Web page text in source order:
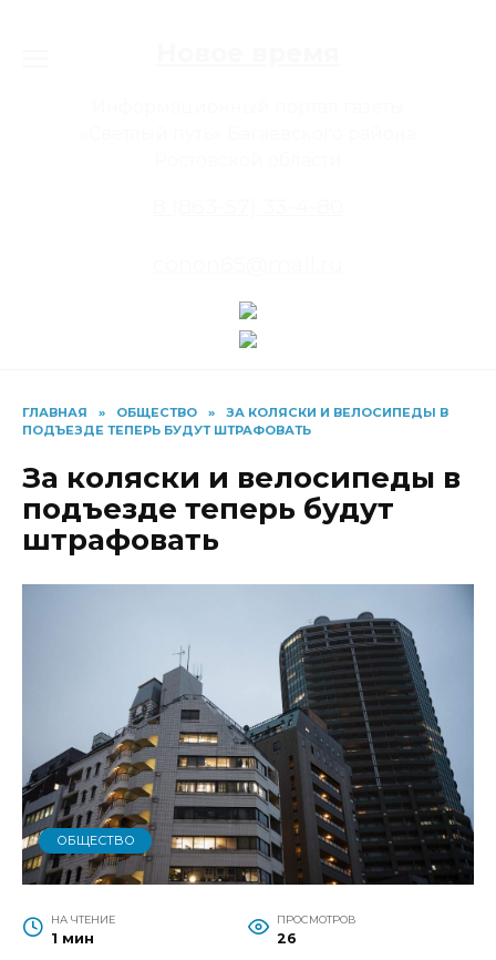
ГЛАВНАЯ » ОБЩЕСТВО »
ЗА КОЛЯСКИ И ВЕЛОСИПЕДЫ В
ПОДЪЕЗДЕ ТЕПЕРЬ БУДУТ ШТРАФОВАТЬ
За коляски и велосипеды в
подъезде теперь будут
штрафовать
ОБЩЕСТВО
НА ЧТЕНИЕ
1 мин
ПРОСМОТРОВ
26